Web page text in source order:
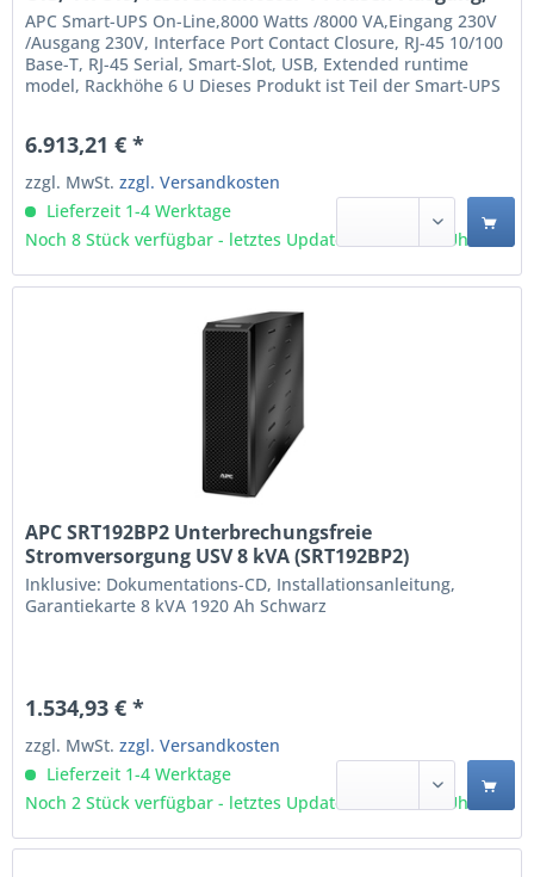
Rack-montierbar, eingebettetes NMC
(SRT8KRMXLI)
APC Smart-UPS On-Line,8000 Watts /8000 VA,Eingang 230V
/Ausgang 230V, Interface Port Contact Closure, RJ-45 10/100
Base-T, RJ-45 Serial, Smart-Slot, USB, Extended runtime
model, Rackhöhe 6 U Dieses Produkt ist Teil der Smart-UPS
Online-USV mit reiner Sinuswelle bietet...
6.913,21 € *
zzgl. MwSt.zzgl. Versandkosten
Lieferzeit 1-4 Werktage
Noch 8 Stück verfügbar - letztes Update 07.08 - 3:03 Uhr
APC SRT192BP2 Unterbrechungsfreie
Stromversorgung USV 8 kVA (SRT192BP2)
Inklusive: Dokumentations-CD, Installationsanleitung,
Garantiekarte 8 kVA 1920 Ah Schwarz
1.534,93 € *
zzgl. MwSt.zzgl. Versandkosten
Lieferzeit 1-4 Werktage
Noch 2 Stück verfügbar - letztes Update 07.08 - 3:03 Uhr